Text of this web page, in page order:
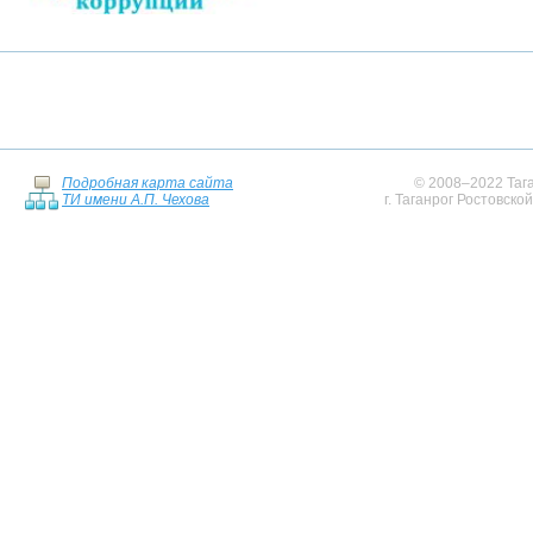
Подробная карта сайта
ТИ имени А.П. Чехова
© 2008–2022
г. Таганрог